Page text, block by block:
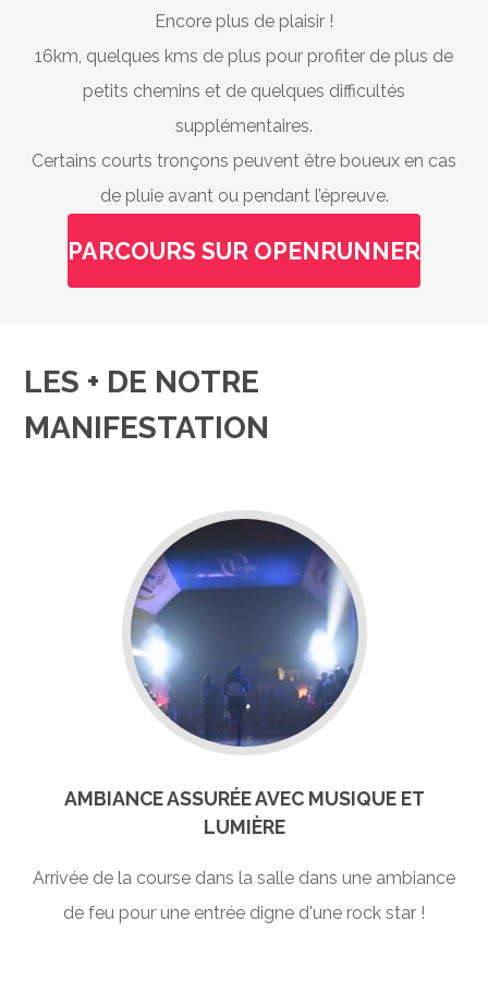
Encore plus de plaisir !
16km, quelques kms de plus pour profiter de plus de
petits chemins et de quelques difficultés
supplémentaires.
Certains courts tronçons peuvent être boueux en cas
de pluie avant ou pendant l’épreuve.
PARCOURS SUR OPENRUNNER
LES + DE NOTRE
MANIFESTATION
AMBIANCE ASSURÉE AVEC MUSIQUE ET
LUMIÈRE
Arrivée de la course dans la salle dans une ambiance
de feu pour une entrée digne d'une rock star !